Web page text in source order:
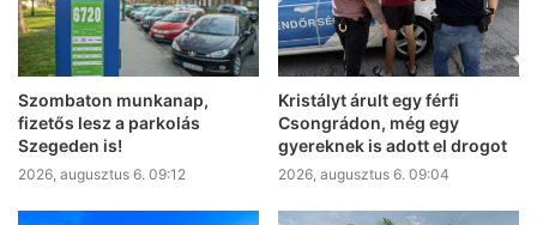
Szombaton munkanap,
fizetős lesz a parkolás
Szegeden is!
2026, augusztus 6. 09:12
Kristályt árult egy férfi
Csongrádon, még egy
gyereknek is adott el drogot
2026, augusztus 6. 09:04